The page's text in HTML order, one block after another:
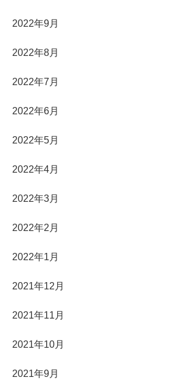
2022年9月
2022年8月
2022年7月
2022年6月
2022年5月
2022年4月
2022年3月
2022年2月
2022年1月
2021年12月
2021年11月
2021年10月
2021年9月